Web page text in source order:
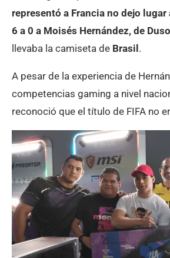
representó a Francia no dejo
6 a 0 a Moisés Hernández, de
llevaba la camiseta de Brasil.
A pesar de la experiencia de
competencias gaming a nivel
reconoció que el título de FIFA no